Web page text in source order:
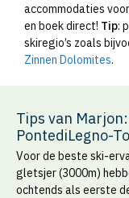
accommodaties
en boek direct! Tip:
skiregio’s zoals
Zinnen Dolomites.
Tips van
PontediLegno-
Voor de beste ski-
gletsjer (3000m)
ochtends als eerste